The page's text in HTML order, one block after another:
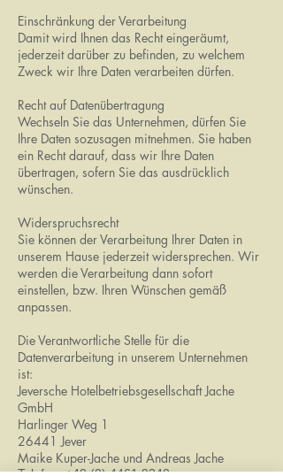
Einschränkung der Verarbeitung
Damit wird Ihnen das Recht eingeräumt,
jederzeit darüber zu befinden, zu welchem
Zweck wir Ihre Daten verarbeiten dürfen.
Recht auf Datenübertragung
Wechseln Sie das Unternehmen, dürfen Sie
Ihre Daten sozusagen mitnehmen. Sie haben
ein Recht darauf, dass wir Ihre Daten
übertragen, sofern Sie das ausdrücklich
wünschen.
Widerspruchsrecht
Sie können der Verarbeitung Ihrer Daten in
unserem Hause jederzeit widersprechen. Wir
werden die Verarbeitung dann sofort
einstellen, bzw. Ihren Wünschen gemäß
anpassen.
Die Verantwortliche Stelle für die
Datenverarbeitung in unserem Unternehmen
ist:
Jeversche Hotelbetriebsgesellschaft Jache
GmbH
Harlinger Weg 1
26441 Jever
Maike Kuper-Jache und Andreas Jache